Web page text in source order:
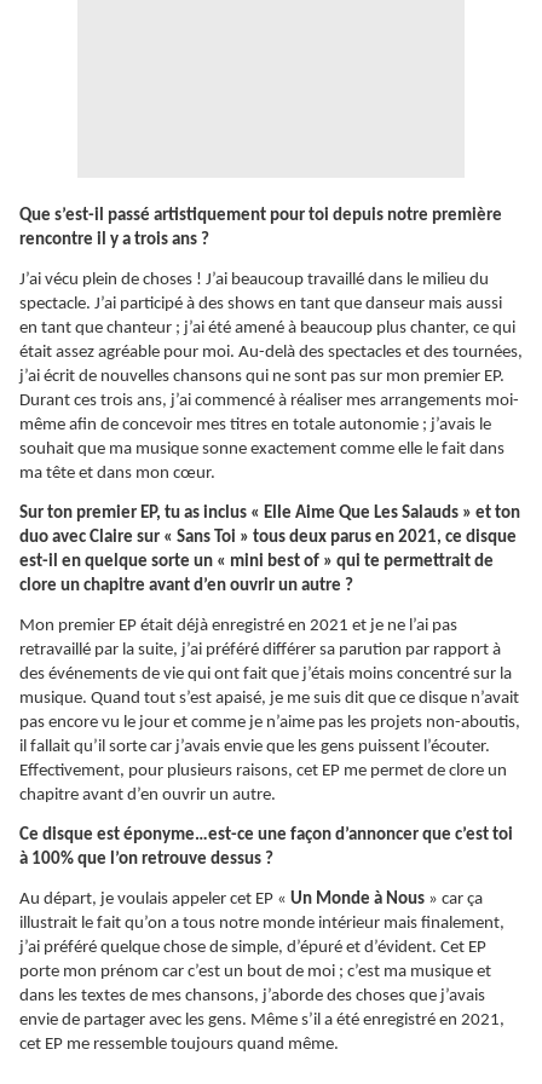
Que s’est-il passé artistiquement pour toi depuis notre première
rencontre il y a trois ans ?
J’ai vécu plein de choses ! J’ai beaucoup travaillé dans le milieu du
spectacle. J’ai participé à des shows en tant que danseur mais aussi
en tant que chanteur ; j’ai été amené à beaucoup plus chanter, ce qui
était assez agréable pour moi. Au-delà des spectacles et des tournées,
j’ai écrit de nouvelles chansons qui ne sont pas sur mon premier EP.
Durant ces trois ans, j’ai commencé à réaliser mes arrangements moi-
même afin de concevoir mes titres en totale autonomie ; j’avais le
souhait que ma musique sonne exactement comme elle le fait dans
ma tête et dans mon cœur.
Sur ton premier EP, tu as inclus « Elle Aime Que Les Salauds » et ton
duo avec Claire sur « Sans Toi » tous deux parus en 2021, ce disque
est-il en quelque sorte un « mini best of » qui te permettrait de
clore un chapitre avant d’en ouvrir un autre ?
Mon premier EP était déjà enregistré en 2021 et je ne l’ai pas
retravaillé par la suite, j’ai préféré différer sa parution par rapport à
des événements de vie qui ont fait que j’étais moins concentré sur la
musique. Quand tout s’est apaisé, je me suis dit que ce disque n’avait
pas encore vu le jour et comme je n’aime pas les projets non-aboutis,
il fallait qu’il sorte car j’avais envie que les gens puissent l’écouter.
Effectivement, pour plusieurs raisons, cet EP me permet de clore un
chapitre avant d’en ouvrir un autre.
Ce disque est éponyme…est-ce une façon d’annoncer que c’est toi
à 100% que l’on retrouve dessus ?
Au départ, je voulais appeler cet EP « Un Monde à Nous » car ça
illustrait le fait qu’on a tous notre monde intérieur mais finalement,
j’ai préféré quelque chose de simple, d’épuré et d’évident. Cet EP
porte mon prénom car c’est un bout de moi ; c’est ma musique et
dans les textes de mes chansons, j’aborde des choses que j’avais
envie de partager avec les gens. Même s’il a été enregistré en 2021,
cet EP me ressemble toujours quand même.